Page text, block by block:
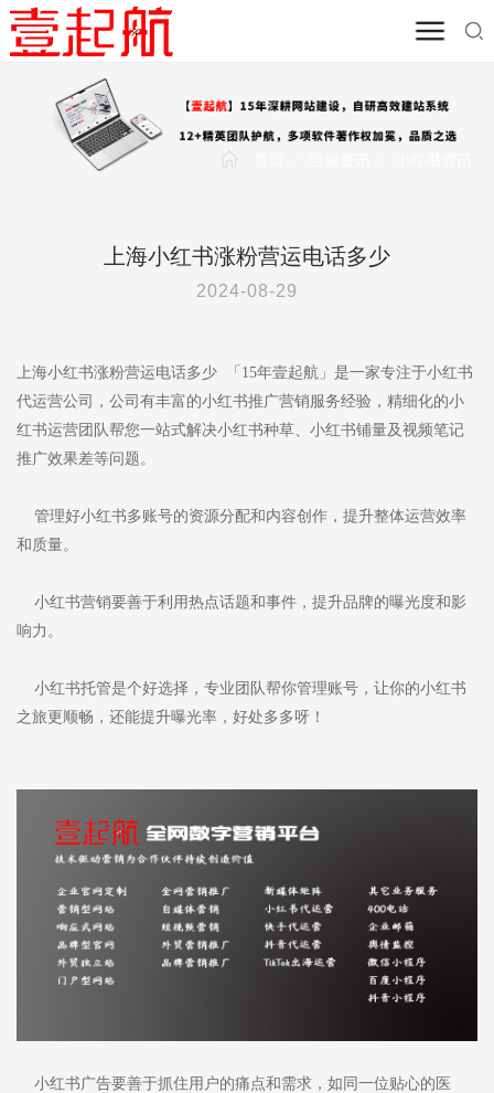
上海小红书涨粉营运电话多少
2024-08-29
上海小红书涨粉营运电话多少 「15年壹起航」是一家专注于小红书
代运营公司，公司有丰富的小红书推广营销服务经验，精细化的小
红书运营团队帮您一站式解决小红书种草、小红书铺量及视频笔记
推广效果差等问题。
管理好小红书多账号的资源分配和内容创作，提升整体运营效率
和质量。
小红书营销要善于利用热点话题和事件，提升品牌的曝光度和影
响力。
小红书托管是个好选择，专业团队帮你管理账号，让你的小红书
之旅更顺畅，还能提升曝光率，好处多多呀！
小红书广告要善于抓住用户的痛点和需求，如同一位贴心的医